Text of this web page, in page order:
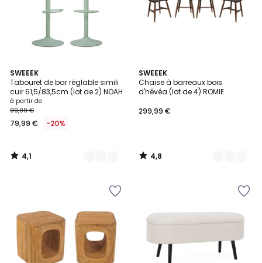
SWEEEK
Tabouret de bar réglable simili
cuir 61,5/83,5cm (lot de 2) NOAH
à partir de
99,99 €
79,99 € -20%
4,1
/ 5
4
Couleurs
4,1
/
SWEEEK
Chaise à barreaux bois
d'hévéa (lot de 4) ROMIE
299,99 €
4,8
/ 5
3
Couleurs
4,8
/